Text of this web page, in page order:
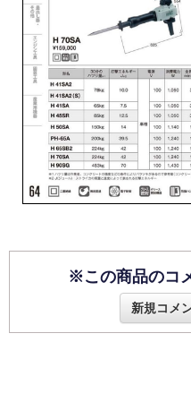
※この商品のコ
新規コメ